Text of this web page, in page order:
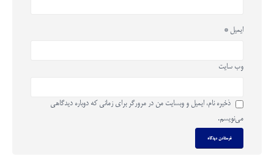
ایمیل *
وب‌ سایت
ذخیره نام، ایمیل و وبسایت من در مرورگر برای زمانی که دوباره دیدگاهی
می‌نویسم.